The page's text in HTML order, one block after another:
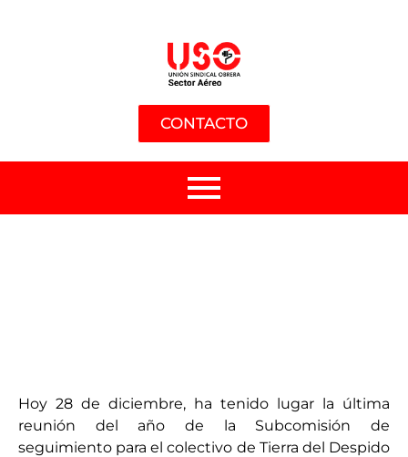
CONTACTO
Hoy 28 de diciembre, ha tenido lugar la última
reunión del año de la Subcomisión de
seguimiento para el colectivo de Tierra del Despido